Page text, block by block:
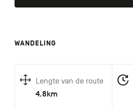
WANDELING
Lengte van de route
4.8km